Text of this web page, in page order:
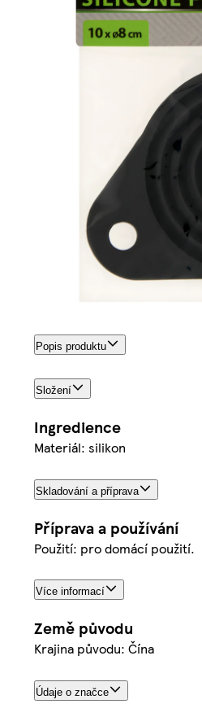
Popis produktu
Složení
Ingredience
Materiál: silikon
Skladování a příprava
Příprava a používání
Použití: pro domácí použití.
Více informací
Země původu
Krajina původu: Čína
Údaje o značce